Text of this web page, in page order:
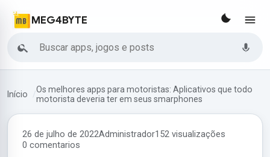
MEG4BYTE
Início
Os melhores apps para motoristas: Aplicativos que todo
motorista deveria ter em seus smarphones
26 de julho de 2022Administrador152 visualizações
0 comentarios